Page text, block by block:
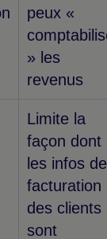
peux «
» les
revenus
Limite la
façon dont
les infos de
facturation
des clients
sont